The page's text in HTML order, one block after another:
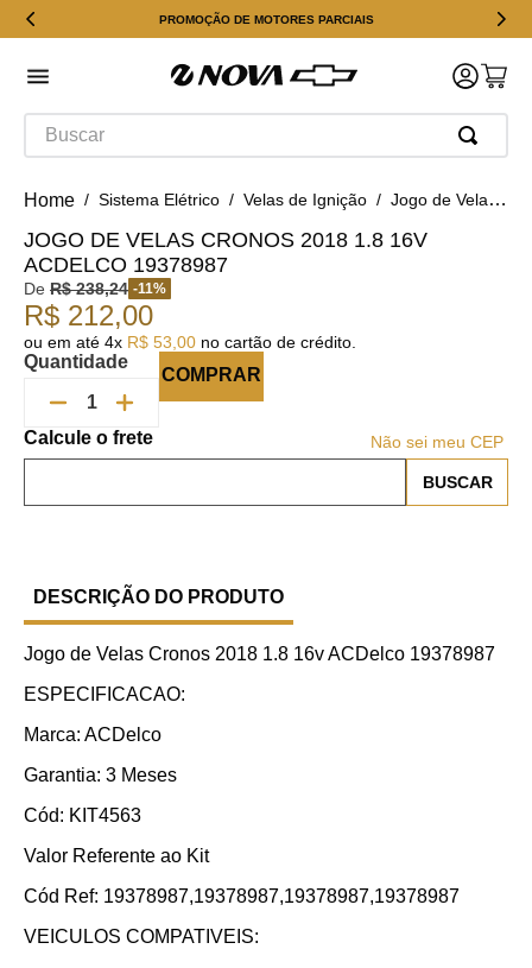
PROMOÇÃO DE MOTORES PARCIAIS
Buscar
Sistema Elétrico Velas de Ignição Jogo de Velas Cronos 2018 1.8 16v ACDelco 19378987
JOGO DE VELAS CRONOS 2018 1.8 16V
ACDELCO 19378987
De R$ 238,24 -11%
R$ 212,00
ou em até 4x R$ 53 00 no cartão de crédito.
Quantidade
COMPRAR
Não sei meu CEP
DESCRIÇÃO DO PRODUTO
Jogo de Velas Cronos 2018 1.8 16v ACDelco 19378987
ESPECIFICACAO:
Marca: ACDelco
Garantia: 3 Meses
Cód: KIT4563
Valor Referente ao Kit
Cód Ref: 19378987,19378987,19378987,19378987
VEICULOS COMPATIVEIS: